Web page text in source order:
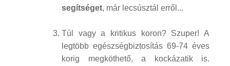
segítséget, már lecsúsztál erről...
Túl vagy a kritikus koron? Szuper! A
legtöbb egészségbiztosítás 69-74 éves
korig megköthető, a kockázatik is.